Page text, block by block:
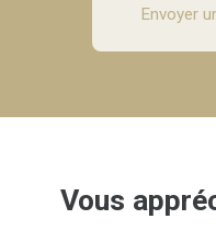
Envoyer
Vous